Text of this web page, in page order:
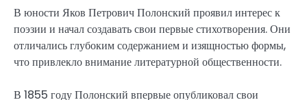
В юности Яков Петрович Полонский проявил интерес к
поэзии и начал создавать свои первые стихотворения. Они
отличались глубоким содержанием и изящностью формы,
что привлекло внимание литературной общественности.
В 1855 году Полонский впервые опубликовал свои